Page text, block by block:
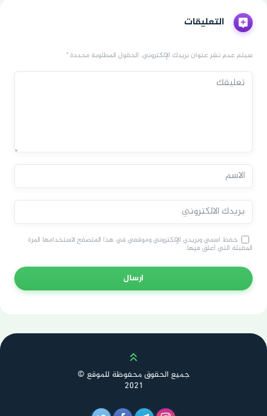
التعليقات
سيتم عدم نشر عنوان بريدك الإلكتروني. الحقول المطلوبة محددة *
حفظ اسمي وبريدي الإلكتروني وموقعي في هذا المتصفح لاستخدامها المرة
المقبلة التي أعلق فيها.
ارسال
Scroll up
جميع الحقوق محفوظة للموقع ©
2021